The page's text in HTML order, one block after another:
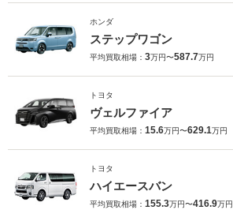
ホンダ
ステップワゴン
平均買取相場： 3万円〜587.7万円
トヨタ
ヴェルファイア
平均買取相場： 15.6万円〜629.1万円
トヨタ
ハイエースバン
平均買取相場： 155.3万円〜416.9万円